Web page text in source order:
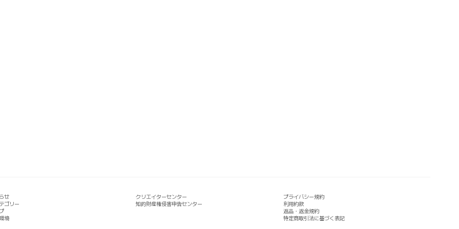
せ
ゴリー
境
クリエイターセンター
知的財産権侵害申告センター
プライバシー規約
利用約款
返品・返金規約
特定商取引法に基づく表記